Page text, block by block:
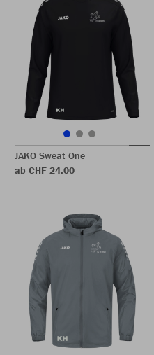
JAKO Sweat One
ab CHF 24.00